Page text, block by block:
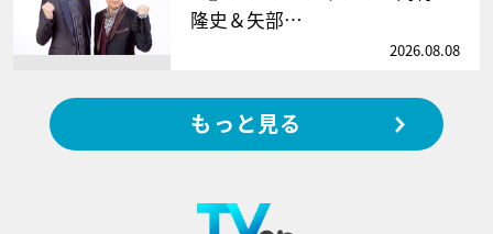
隆史＆矢部…
2026.08.08
もっと見る